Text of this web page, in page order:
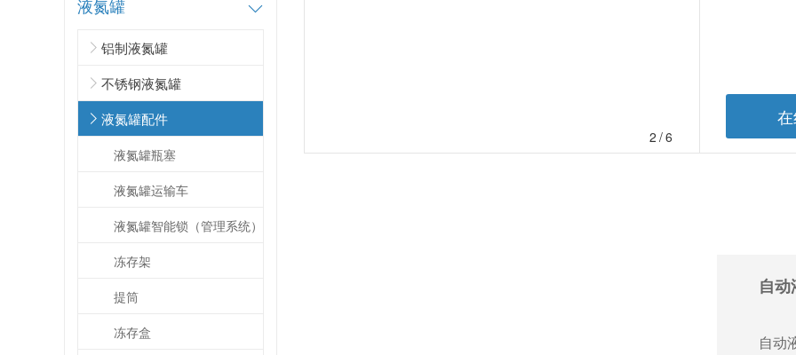
3/6
自
自动
液氮罐
铝制液氮罐
不锈钢液氮罐
液氮罐配件
液氮罐瓶塞
液氮罐运输车
液氮罐智能锁（管理系统）
冻存架
提筒
冻存盒